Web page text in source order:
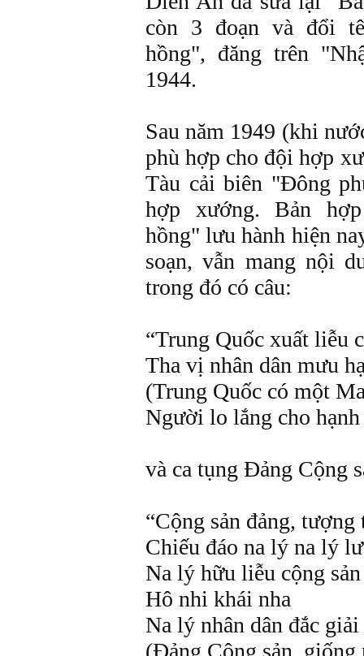
còn 3 đoạn và đổi
hồng", đăng trên
1944.
Sau năm 1949 (khi
phù hợp cho đội hợp
Tàu cải biên "Đông
hợp xướng. Bản
hồng" lưu hành hiện
soạn, vẫn mang nội
trong đó có câu:
“Trung Quốc xuất liễu
Tha vị nhân dân mưu
(Trung Quốc có một
Người lo lắng cho hạnh
và ca tụng Đảng Cộng
“Cộng sản đảng,
Chiếu đáo na lý na lý
Na lý hữu liễu cộng
Hô nhi khái nha
Na lý nhân dân đắc
(Đảng Cộng sản,